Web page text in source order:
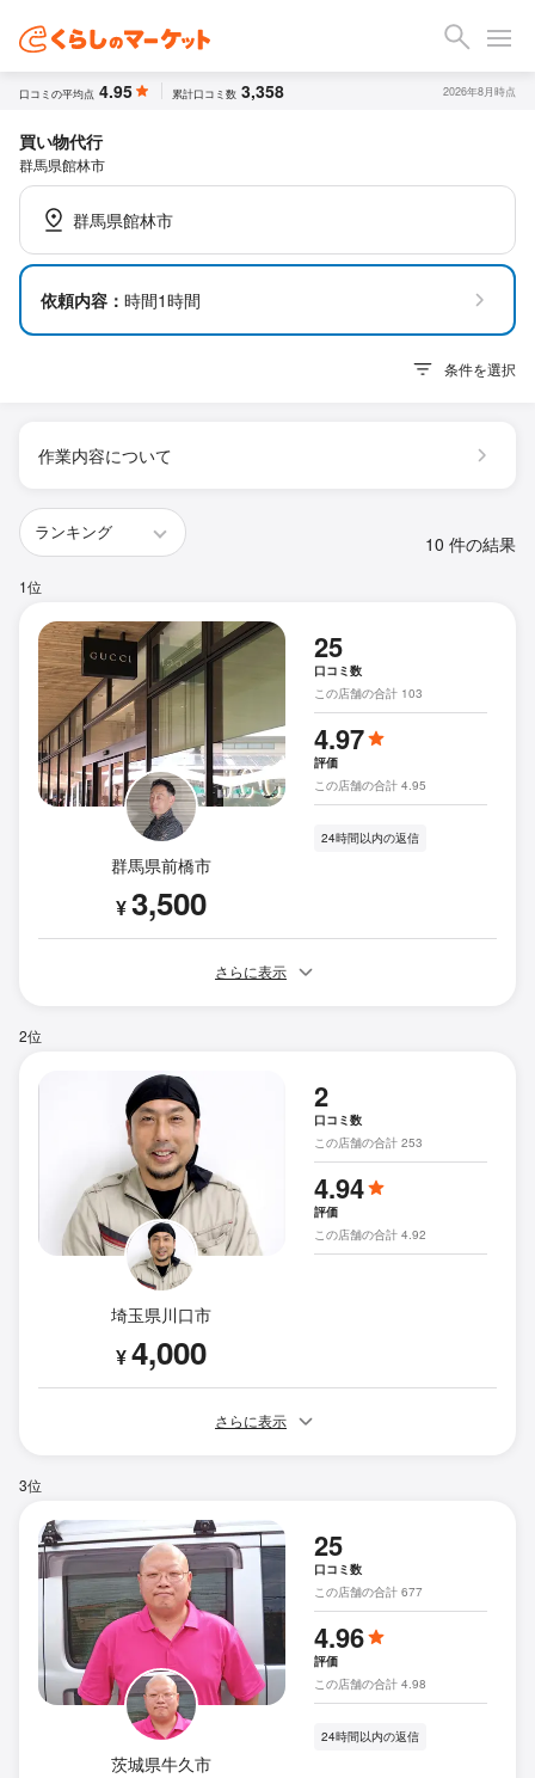
口コミの平均点 4.95 累計口コミ数 3,358 2026年8月時点
買い物代行
群馬県館林市
群馬県館林市
依頼内容： 時間1時間
条件を選択
作業内容について
10 件の結果
1位
群馬県前橋市
¥3,500
25
口コミ数
この店舗の合計 103
4.97
評価
この店舗の合計 4.95
24時間以内の返信
さらに表示
2位
埼玉県川口市
¥4,000
2
口コミ数
この店舗の合計 253
4.94
評価
この店舗の合計 4.92
さらに表示
3位
茨城県牛久市
25
口コミ数
この店舗の合計 677
4.96
評価
この店舗の合計 4.98
24時間以内の返信